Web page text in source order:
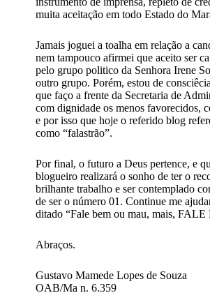
muita aceitação em todo Estado do
Jamais joguei a toalha em relação a
nem tampouco afirmei que aceito ser
pelo grupo politico da Senhora Irene
outro grupo. Porém, estou de
que faço a frente da Secretaria de
com dignidade os menos favorecidos,
e por isso que hoje o referido blog
como “falastrão”.
Por final, o futuro a Deus pertence, e
blogueiro realizará o sonho de ter o
brilhante trabalho e ser contemplado
de ser o número 01. Continue me
ditado “Fale bem ou mau, mais,
Abraços.
Gustavo Mamede Lopes de Souza
OAB/Ma n. 6.359